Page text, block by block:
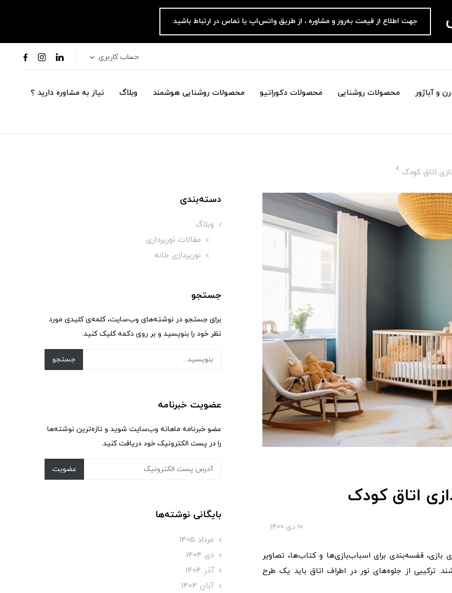
جهت اطلاع از قیمت به‌روز و مشاوره ، از طریق واتس‌اپ یا تماس در ارتباط باشید
حساب کاربری
و آباژور محصولات روشنایی محصولات دکوراتیو محصولات روشنایی هوشمند وبلاگ نیاز به مشاوره دارید ؟
اتاق کودک
اتاق کودک
10 دی 1400
قفسه‌بندی برای اسباب‌بازی‌ها و کتاب‌ها، تصاویر
ترکیبی از جلوه‌های نور در اطراف اتاق باید یک طرح
دسته‌بندی
وبلاگ
مقالات نورپردازی
نورپردازی خانه
جستجو
برای جستجو در نوشته‌های وب‌سایت، کلمه‌ی کلیدی مورد
نظر خود را بنویسید و بر روی دکمه کلیک کنید.
جستجو
عضویت خبرنامه
عضو خبرنامه ماهانه وب‌سایت شوید و تازه‌ترین نوشته‌ها
را در پست الکترونیک خود دریافت کنید.
عضویت
بایگانی نوشته‌ها
مرداد 1405
دی 1404
آذر 1404
آبان 1404